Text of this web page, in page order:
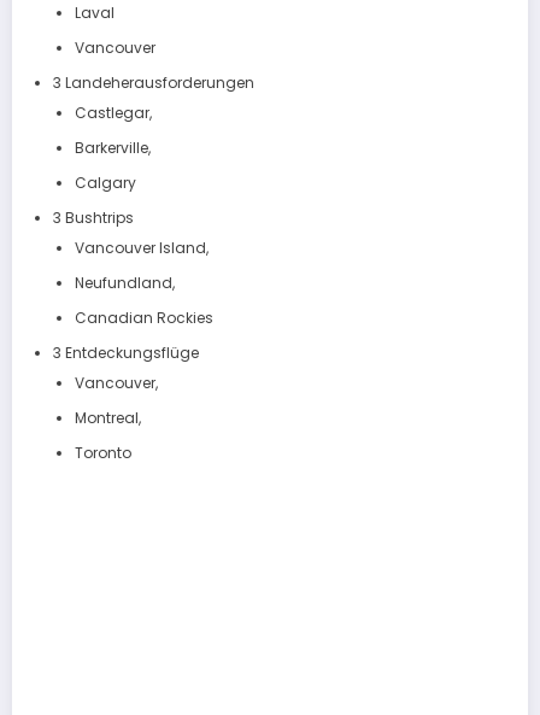
Laval
Vancouver
3 Landeherausforderungen
Castlegar,
Barkerville,
Calgary
3 Bushtrips
Vancouver Island,
Neufundland,
Canadian Rockies
3 Entdeckungsflüge
Vancouver,
Montreal,
Toronto